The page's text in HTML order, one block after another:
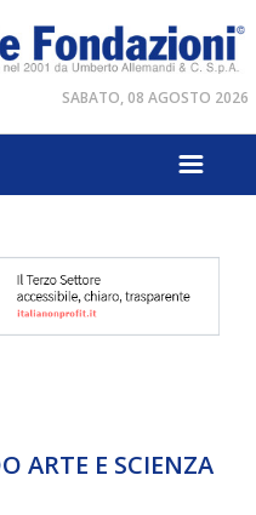
SABATO, 08 AGOSTO 2026
ARTE E SCIENZA